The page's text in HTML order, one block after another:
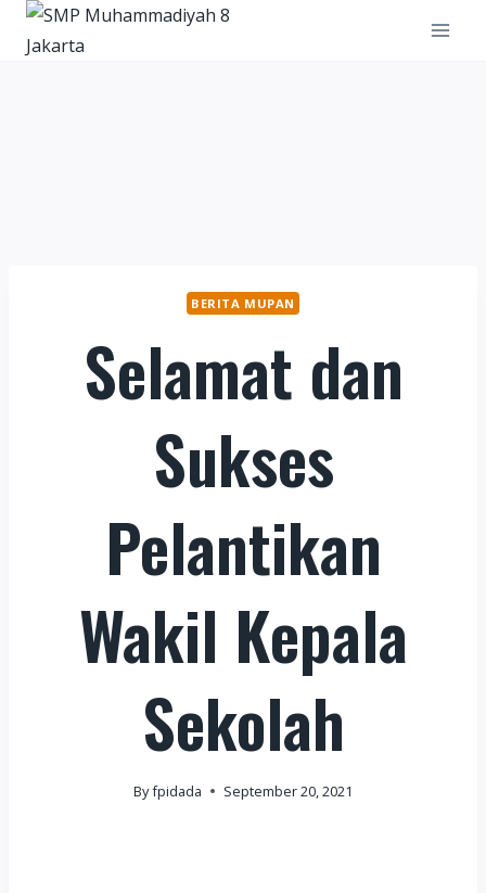
Skip
BERITA MUPAN
Selamat dan
Sukses
Pelantikan
Wakil Kepala
Sekolah
Byfpidada September 20, 2021